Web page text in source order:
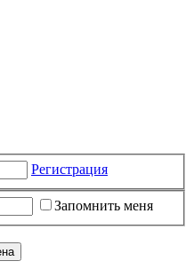
Регистрация
Запомнить меня